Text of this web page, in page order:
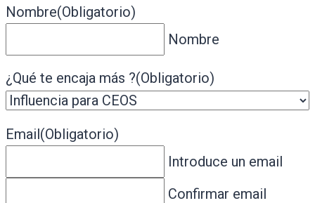
Nombre(Obligatorio)
Nombre
¿Qué te encaja más ?(Obligatorio)
Email(Obligatorio)
Introduce un email
Confirmar email